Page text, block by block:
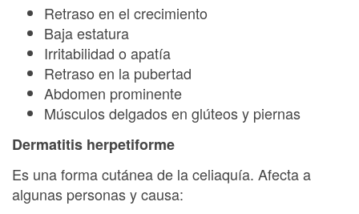
Retraso en el crecimiento
Baja estatura
Irritabilidad o apatía
Retraso en la pubertad
Abdomen prominente
Músculos delgados en glúteos y piernas
Dermatitis herpetiforme
Es una forma cutánea de la celiaquía. Afecta a
algunas personas y causa: